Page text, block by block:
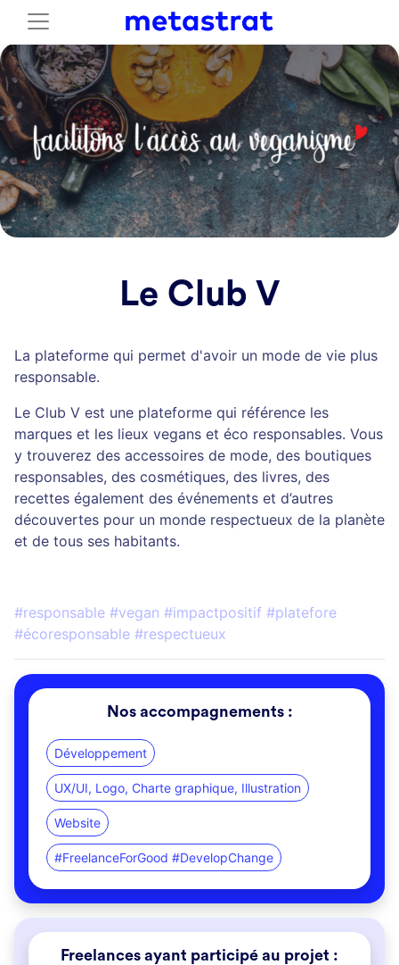
Le Club V
La plateforme qui permet d'avoir un mode de vie plus
responsable.
Le Club V est une plateforme qui référence les
marques et les lieux vegans et éco responsables. Vous
y trouverez des accessoires de mode, des boutiques
responsables, des cosmétiques, des livres, des
recettes également des événements et d’autres
découvertes pour un monde respectueux de la planète
et de tous ses habitants.
#responsable #vegan #impactpositif #platefore
#écoresponsable #respectueux
Nos accompagnements :
Développement
UX/UI, Logo, Charte graphique, Illustration
Website
#FreelanceForGood #DevelopChange
Freelances ayant participé au projet :